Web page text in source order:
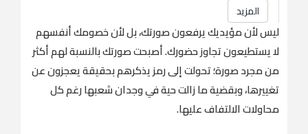
المزيد
ليس لأن مؤيديك يرفعون صورتك، بل لأن خصومك أنفسهم
لا يستطيعون تجاوز حضورك. أصبحت صورتك بالنسبة لهم أكثر
من مجرد صورة؛ تحولت إلى رمز يذكرهم بحقيقة يعجزون عن
تغييرها، وبقضية ما زالت حية في وجدان شعبها رغم كل
محاولات الالتفاف عليها.